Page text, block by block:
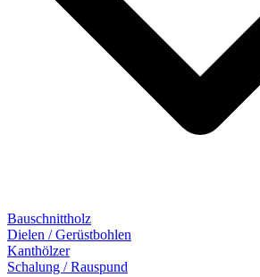
Bauschnittholz
Dielen / Gerüstbohlen
Kanthölzer
Schalung / Rauspund